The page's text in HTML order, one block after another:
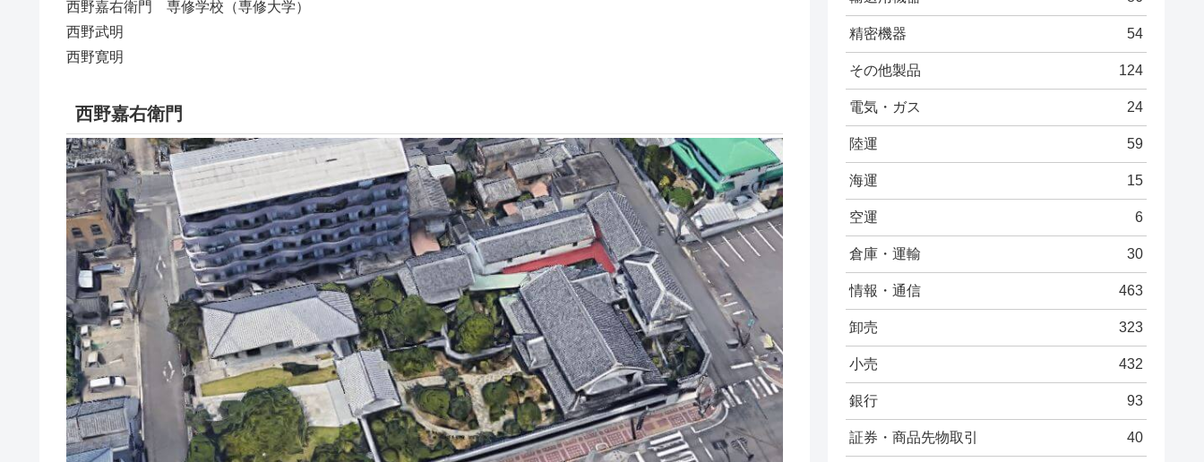
西野嘉右衛門 専修学校（専修大学）
西野武明
西野寛明
西野嘉右衛門
精密機器 54
その他製品 124
電気・ガス 24
陸運 59
海運 15
空運 6
倉庫・運輸 30
情報・通信 463
卸売 323
小売 432
銀行 93
証券・商品先物取引 40